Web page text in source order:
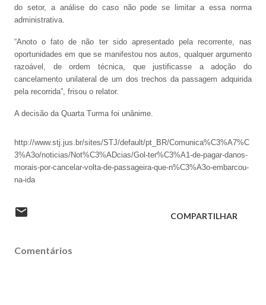
do setor, a análise do caso não pode se limitar a essa norma
administrativa.
“Anoto o fato de não ter sido apresentado pela recorrente, nas
oportunidades em que se manifestou nos autos, qualquer argumento
razoável, de ordem técnica, que justificasse a adoção do
cancelamento unilateral de um dos trechos da passagem adquirida
pela recorrida”, frisou o relator.
A decisão da Quarta Turma foi unânime.
http://www.stj.jus.br/sites/STJ/default/pt_BR/Comunica%C3%A7%C
3%A3o/noticias/Not%C3%ADcias/Gol-ter%C3%A1-de-pagar-danos-
morais-por-cancelar-volta-de-passageira-que-n%C3%A3o-embarcou-
na-ida
COMPARTILHAR
Comentários